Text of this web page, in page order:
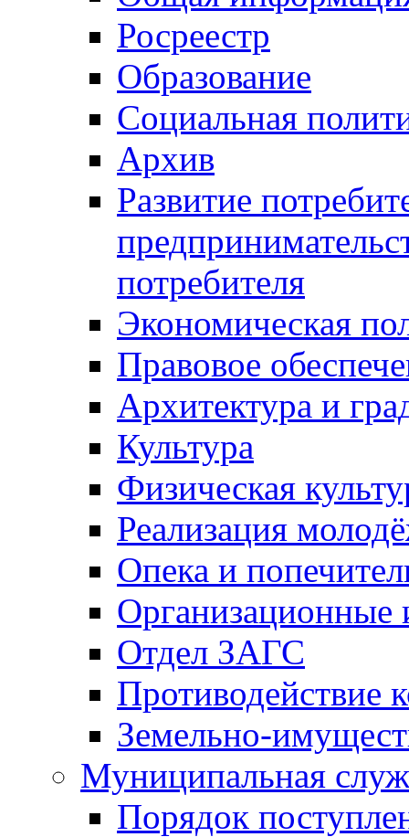
Росреестр
Образование
Социальная
Архив
Развитие
потребителя
Экономическая
Правовое
Архитектура и
Культура
Физическая
Реализация
Опека и
Отдел ЗАГС
Противодействие
Земельно-
Муниципальная
Порядок